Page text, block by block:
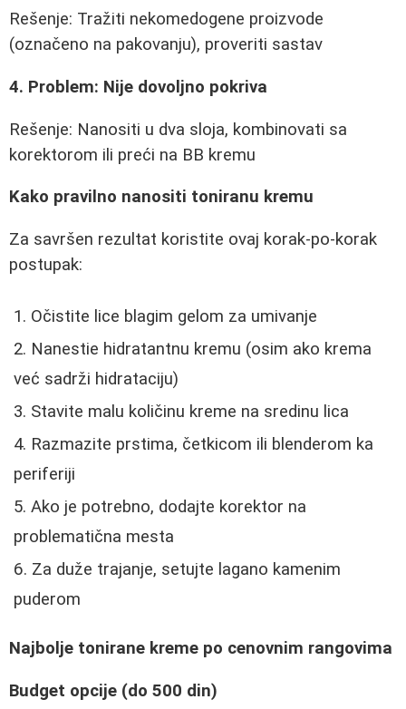
Rešenje: Tražiti nekomedogene proizvode
(označeno na pakovanju), proveriti sastav
4. Problem: Nije dovoljno pokriva
Rešenje: Nanositi u dva sloja, kombinovati sa
korektorom ili preći na BB kremu
Kako pravilno nanositi toniranu kremu
Za savršen rezultat koristite ovaj korak-po-korak
postupak:
Očistite lice blagim gelom za umivanje
Nanestie hidratantnu kremu (osim ako krema
već sadrži hidrataciju)
Stavite malu količinu kreme na sredinu lica
Razmazite prstima, četkicom ili blenderom ka
periferiji
Ako je potrebno, dodajte korektor na
problematična mesta
Za duže trajanje, setujte lagano kamenim
puderom
Najbolje tonirane kreme po cenovnim rangovima
Budget opcije (do 500 din)